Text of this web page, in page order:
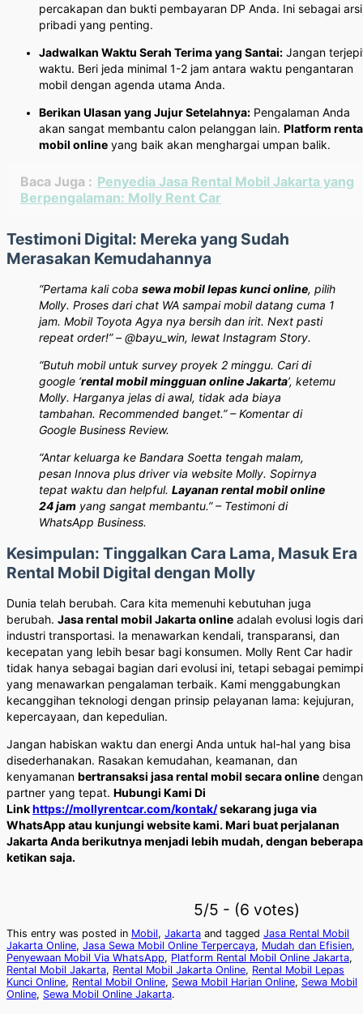
percakapan dan bukti pembayaran DP Anda. Ini sebagai
pribadi yang penting.
Jadwalkan Waktu Serah Terima yang Santai: Jangan
waktu. Beri jeda minimal 1-2 jam antara waktu pengantaran
mobil dengan agenda utama Anda.
Berikan Ulasan yang Jujur Setelahnya: Pengalaman Anda
akan sangat membantu calon pelanggan lain. Platform
mobil online yang baik akan menghargai umpan balik.
Baca Juga : Penyedia Jasa Rental Mobil Jakarta yang
Berpengalaman: Molly Rent Car
Testimoni Digital: Mereka yang Sudah
Merasakan Kemudahannya
“Pertama kali coba sewa mobil lepas kunci online, pilih
Molly. Proses dari chat WA sampai mobil datang cuma 1
jam. Mobil Toyota Agya nya bersih dan irit. Next pasti
repeat order!” – @bayu_win, lewat Instagram Story.
“Butuh mobil untuk survey proyek 2 minggu. Cari di
google ‘rental mobil mingguan online Jakarta’, ketemu
Molly. Harganya jelas di awal, tidak ada biaya
tambahan. Recommended banget.” – Komentar di
Google Business Review.
“Antar keluarga ke Bandara Soetta tengah malam,
pesan Innova plus driver via website Molly. Sopirnya
tepat waktu dan helpful. Layanan rental mobil online
24 jam yang sangat membantu.” – Testimoni di
WhatsApp Business.
Kesimpulan: Tinggalkan Cara Lama, Masuk Era
Rental Mobil Digital dengan Molly
Dunia telah berubah. Cara kita memenuhi kebutuhan juga
berubah. Jasa rental mobil Jakarta online adalah evolusi logis dari
industri transportasi. Ia menawarkan kendali, transparansi, dan
kecepatan yang lebih besar bagi konsumen. Molly Rent Car hadir
tidak hanya sebagai bagian dari evolusi ini, tetapi sebagai
yang menawarkan pengalaman terbaik. Kami menggabungkan
kecanggihan teknologi dengan prinsip pelayanan lama: kejujuran,
kepercayaan, dan kepedulian.
Jangan habiskan waktu dan energi Anda untuk hal-hal yang bisa
disederhanakan. Rasakan kemudahan, keamanan, dan
kenyamanan bertransaksi jasa rental mobil secara online dengan
partner yang tepat. Hubungi Kami Di
Linkhttps://mollyrentcar.com/kontak/sekarang juga via
WhatsApp atau kunjungi website kami. Mari buat perjalanan
Jakarta Anda berikutnya menjadi lebih mudah, dengan beberapa
ketikan saja.
5/5 - (6 votes)
This entry was posted in Mobil, Jakarta and tagged Jasa Rental Mobil
Jakarta Online, Jasa Sewa Mobil Online Terpercaya, Mudah dan Efisien,
Penyewaan Mobil Via WhatsApp, Platform Rental Mobil Online Jakarta,
Rental Mobil Jakarta, Rental Mobil Jakarta Online, Rental Mobil Lepas
Kunci Online, Rental Mobil Online, Sewa Mobil Harian Online, Sewa Mobil
Online, Sewa Mobil Online Jakarta.